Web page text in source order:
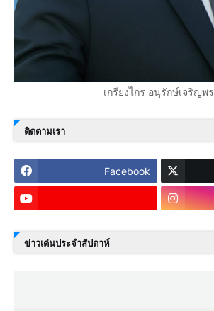
เกรียงไกร อนุรักษ์เจริญพร
ติดตามเรา
Facebook
ข่าวเด่นประจำสัปดาห์